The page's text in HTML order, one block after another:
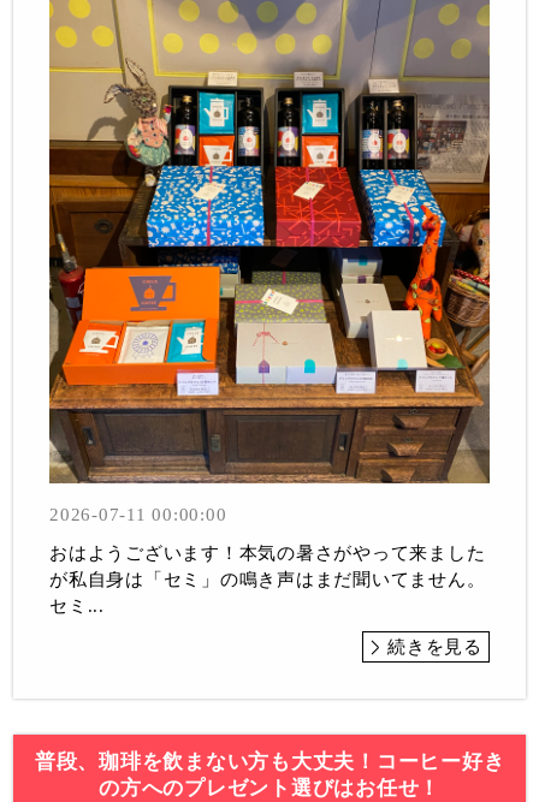
2026-07-11 00:00:00
おはようございます！本気の暑さがやって来ました
が私自身は「セミ」の鳴き声はまだ聞いてません。
セミ...
続きを見る
普段、珈琲を飲まない方も大丈夫！コーヒー好き
の方へのプレゼント選びはお任せ！